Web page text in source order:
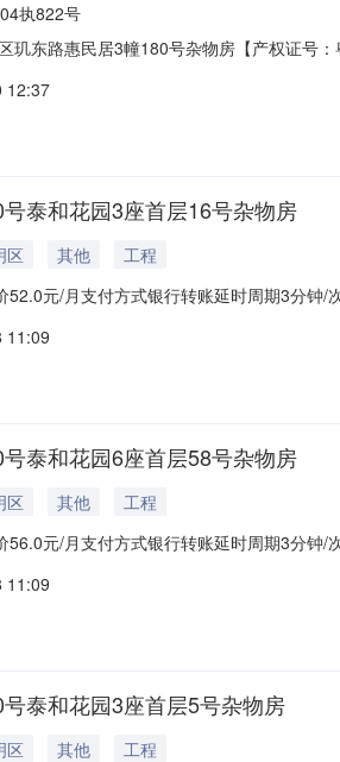
执822号
玑东路惠民居3幢180号杂物房【产权证号
途车库/车位权利性质出让房屋性质市场化
12:37
泰和花园3座首层16号杂物房
区 其他
工程
52.0元/月支付方式银行转账延时周期3分钟
号杂物房资产编号202106070026-1资产类
11:09
泰和花园6座首层58号杂物房
区 其他
工程
56.0元/月支付方式银行转账延时周期3分钟
号杂物房资产编号202106070027-1资产类
11:09
泰和花园3座首层5号杂物房
区 其他
工程